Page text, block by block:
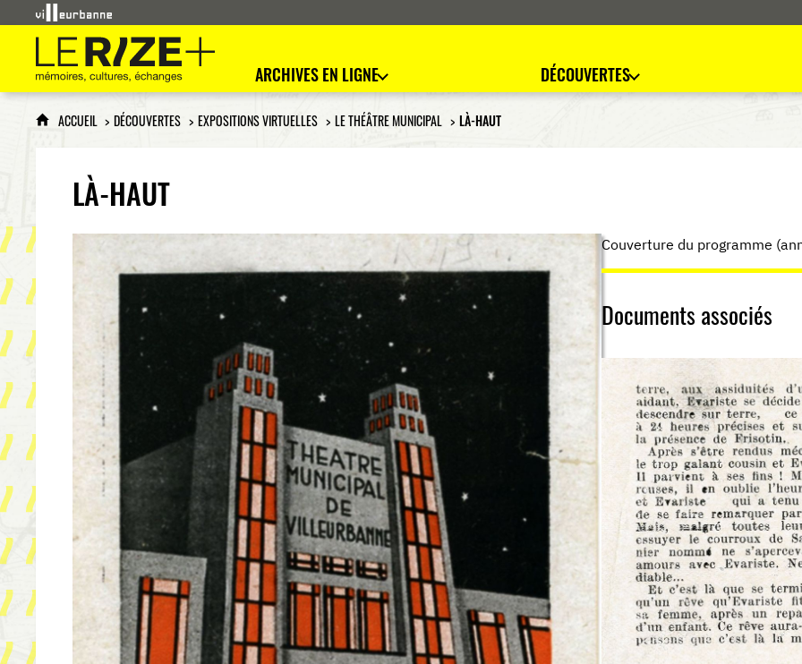
Le Rize+
mémoires, cultures, échanges
ARCHIVES EN LIGNE DÉCOUVERTES
ACCUEIL DÉCOUVERTES EXPOSITIONS VIRTUELLES LE THÉÂTRE MUNICIPAL LÀ-HAUT
LÀ-HAUT
Couverture du programme
Documents associés